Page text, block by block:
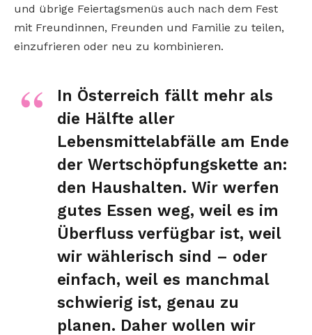
und übrige Feiertagsmenüs auch nach dem Fest
mit Freundinnen, Freunden und Familie zu teilen,
einzufrieren oder neu zu kombinieren.
In Österreich fällt mehr als
die Hälfte aller
Lebensmittelabfälle am Ende
der Wertschöpfungskette an:
den Haushalten. Wir werfen
gutes Essen weg, weil es im
Überfluss verfügbar ist, weil
wir wählerisch sind – oder
einfach, weil es manchmal
schwierig ist, genau zu
planen. Daher wollen wir